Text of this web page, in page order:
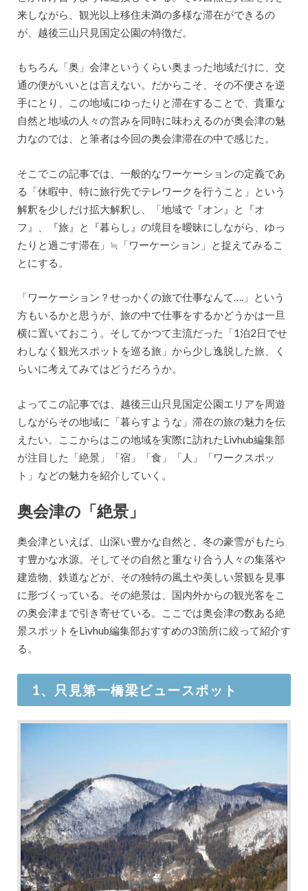
来しながら、観光以上移住未満の多様な滞在ができるの
が、越後三山只見国定公園の特徴だ。
もちろん「奥」会津というくらい奥まった地域だけに、交
通の便がいいとは言えない。だからこそ、その不便さを逆
手にとり、この地域にゆったりと滞在することで、貴重な
自然と地域の人々の営みを同時に味わえるのが奥会津の魅
力なのでは、と筆者は今回の奥会津滞在の中で感じた。
そこでこの記事では、一般的なワーケーションの定義であ
る「休暇中、特に旅行先でテレワークを行うこと」という
解釈を少しだけ拡大解釈し、「地域で『オン』と『オ
フ』、『旅』と『暮らし』の境目を曖昧にしながら、ゆっ
たりと過ごす滞在」≒「ワーケーション」と捉えてみるこ
とにする。
「ワーケーション？せっかくの旅で仕事なんて….」という
方もいるかと思うが、旅の中で仕事をするかどうかは一旦
横に置いておこう。そしてかつて主流だった「1泊2日でせ
わしなく観光スポットを巡る旅」から少し逸脱した旅、く
らいに考えてみてはどうだろうか。
よってこの記事では、越後三山只見国定公園エリアを周遊
しながらその地域に「暮らすような」滞在の旅の魅力を伝
えたい。ここからはこの地域を実際に訪れたLivhub編集部
が注目した「絶景」「宿」「食」「人」「ワークスポッ
ト」などの魅力を紹介していく。
奥会津の「絶景」
奥会津といえば、山深い豊かな自然と、冬の豪雪がもたら
す豊かな水源。そしてその自然と重なり合う人々の集落や
建造物、鉄道などが、その独特の風土や美しい景観を見事
に形づくっている。その絶景は、国内外からの観光客をこ
の奥会津まで引き寄せている。ここでは奥会津の数ある絶
景スポットをLivhub編集部おすすめの3箇所に絞って紹介す
る。
1、只見第一橋梁ビュースポット